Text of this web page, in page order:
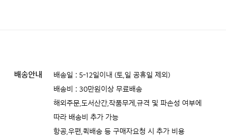
배송안내
배송일 : 5-12일이내 (토,일 공휴일 제외)
배송비 : 30만원이상 무료배송
해외주문,도서산간,작품무게,규격 및 파손성 여부에
따라 배송비 추가 가능
항공,우편,퀵배송 등 구매자요청 시 추가 비용